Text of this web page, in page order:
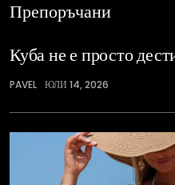
Препоръчани
Куба не е просто
PAVEL ЮЛИ 14, 2026